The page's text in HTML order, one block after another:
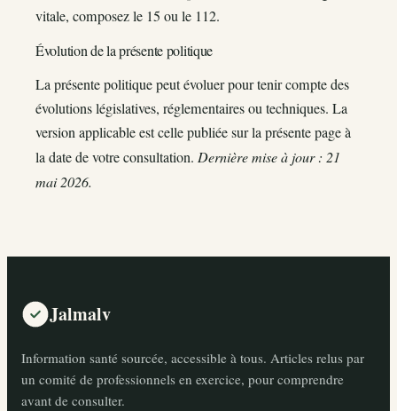
vitale, composez le 15 ou le 112.
Évolution de la présente politique
La présente politique peut évoluer pour tenir compte des
évolutions législatives, réglementaires ou techniques. La
version applicable est celle publiée sur la présente page à
la date de votre consultation. Dernière mise à jour : 21
mai 2026.
Jalmalv
Information santé sourcée, accessible à tous. Articles relus par
un comité de professionnels en exercice, pour comprendre
avant de consulter.